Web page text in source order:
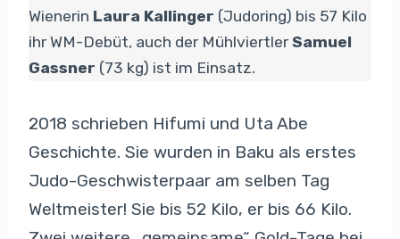
Wienerin Laura Kallinger (Judoring) bis 57 Kilo
ihr WM-Debüt, auch der MühlviertlerSamuel
Gassner (73 kg) ist im Einsatz.
2018 schrieben Hifumi und Uta Abe
Geschichte. Sie wurden in Baku als erstes
Judo-Geschwisterpaar am selben Tag
Weltmeister! Sie bis 52 Kilo, er bis 66 Kilo.